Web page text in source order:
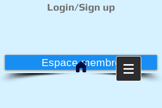
Login/Sign up
Espace membre